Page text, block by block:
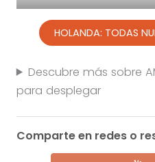
HOLANDA: TODAS
Descubre más sobre
para desplegar
Comparte en redes o